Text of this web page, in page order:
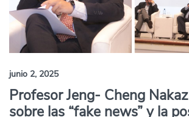
junio 2, 2025
Profesor Jeng- Cheng
sobre las “fake news” y la